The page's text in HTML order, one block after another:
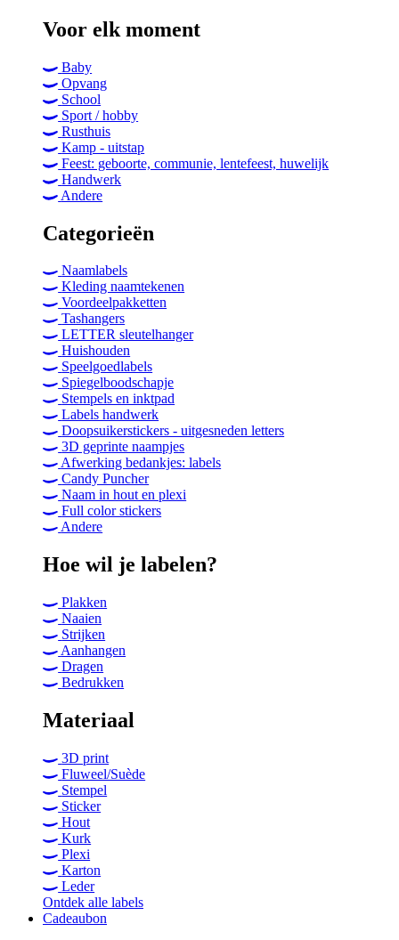
Voor elk moment
Baby
Opvang
School
Sport / hobby
Rusthuis
Kamp - uitstap
Feest: geboorte, communie, lentefeest, huwelijk
Handwerk
Andere
Categorieën
Naamlabels
Kleding naamtekenen
Voordeelpakketten
Tashangers
LETTER sleutelhanger
Huishouden
Speelgoedlabels
Spiegelboodschapje
Stempels en inktpad
Labels handwerk
Doopsuikerstickers - uitgesneden letters
3D geprinte naampjes
Afwerking bedankjes: labels
Candy Puncher
Naam in hout en plexi
Full color stickers
Andere
Hoe wil je labelen?
Plakken
Naaien
Strijken
Aanhangen
Dragen
Bedrukken
Materiaal
3D print
Fluweel/Suède
Stempel
Sticker
Hout
Kurk
Plexi
Karton
Leder
Ontdek alle labels
Cadeaubon